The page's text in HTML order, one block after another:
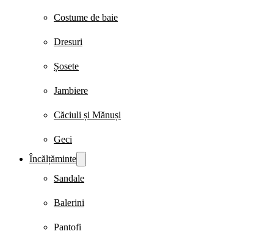
Costume de baie
Dresuri
Șosete
Jambiere
Căciuli și Mănuși
Geci
Încălțăminte
Sandale
Balerini
Pantofi